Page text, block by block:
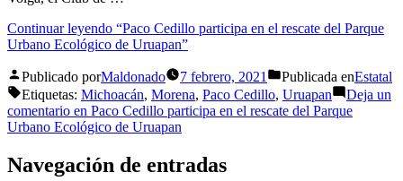
Continuar leyendo “Paco Cedillo participa en el rescate del Parque
Urbano Ecológico de Uruapan”
Publicado porMaldonado 7 febrero, 2021 Publicada enEstatal
Etiquetas: Michoacán, Morena, Paco Cedillo, Uruapan
Deja un
comentario en Paco Cedillo participa en el rescate del Parque
Urbano Ecológico de Uruapan
Navegación de entradas